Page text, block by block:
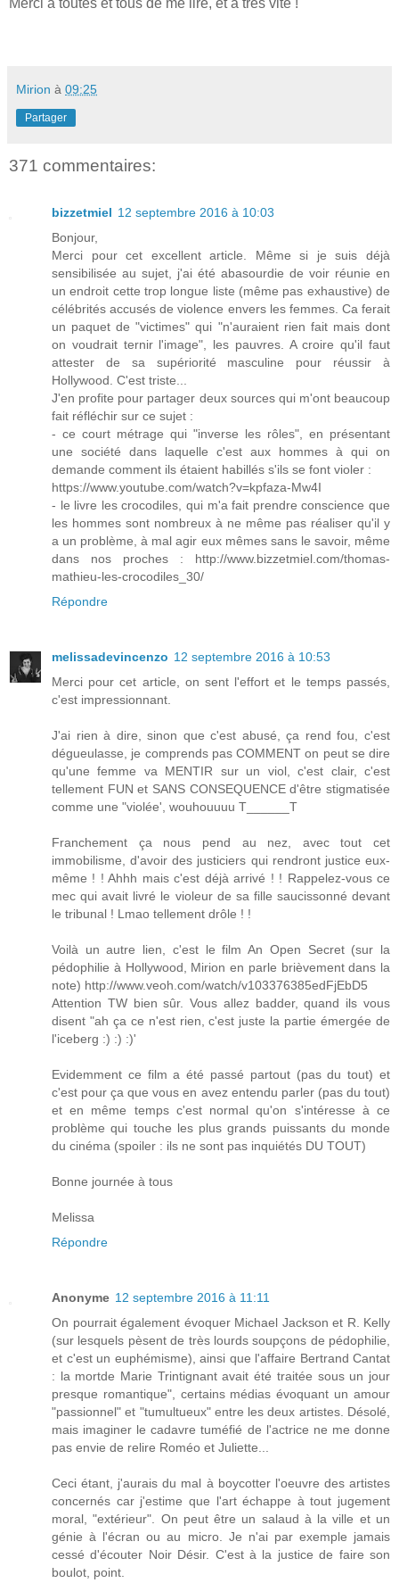
Merci à toutes et tous de me lire, et à très vite !
Mirion à 09:25
Partager
371 commentaires:
bizzetmiel 12 septembre 2016 à 10:03
Bonjour,
Merci pour cet excellent article. Même si je suis déjà
sensibilisée au sujet, j'ai été abasourdie de voir réunie en
un endroit cette trop longue liste (même pas exhaustive) de
célébrités accusés de violence envers les femmes. Ca ferait
un paquet de "victimes" qui "n'auraient rien fait mais dont
on voudrait ternir l'image", les pauvres. A croire qu'il faut
attester de sa supériorité masculine pour réussir à
Hollywood. C'est triste...
J'en profite pour partager deux sources qui m'ont beaucoup
fait réfléchir sur ce sujet :
- ce court métrage qui "inverse les rôles", en présentant
une société dans laquelle c'est aux hommes à qui on
demande comment ils étaient habillés s'ils se font violer :
https://www.youtube.com/watch?v=kpfaza-Mw4I
- le livre les crocodiles, qui m'a fait prendre conscience que
les hommes sont nombreux à ne même pas réaliser qu'il y
a un problème, à mal agir eux mêmes sans le savoir, même
dans nos proches : http://www.bizzetmiel.com/thomas-
mathieu-les-crocodiles_30/
Répondre
melissadevincenzo 12 septembre 2016 à 10:53
Merci pour cet article, on sent l'effort et le temps passés,
c'est impressionnant.
J'ai rien à dire, sinon que c'est abusé, ça rend fou, c'est
dégueulasse, je comprends pas COMMENT on peut se dire
qu'une femme va MENTIR sur un viol, c'est clair, c'est
tellement FUN et SANS CONSEQUENCE d'être stigmatisée
comme une "violée', wouhouuuu T______T
Franchement ça nous pend au nez, avec tout cet
immobilisme, d'avoir des justiciers qui rendront justice eux-
même ! ! Ahhh mais c'est déjà arrivé ! ! Rappelez-vous ce
mec qui avait livré le violeur de sa fille saucissonné devant
le tribunal ! Lmao tellement drôle ! !
Voilà un autre lien, c'est le film An Open Secret (sur la
pédophilie à Hollywood, Mirion en parle brièvement dans la
note) http://www.veoh.com/watch/v103376385edFjEbD5
Attention TW bien sûr. Vous allez badder, quand ils vous
disent "ah ça ce n'est rien, c'est juste la partie émergée de
l'iceberg :) :) :)'
Evidemment ce film a été passé partout (pas du tout) et
c'est pour ça que vous en avez entendu parler (pas du tout)
et en même temps c'est normal qu'on s'intéresse à ce
problème qui touche les plus grands puissants du monde
du cinéma (spoiler : ils ne sont pas inquiétés DU TOUT)
Bonne journée à tous
Melissa
Répondre
Anonyme 12 septembre 2016 à 11:11
On pourrait également évoquer Michael Jackson et R. Kelly
(sur lesquels pèsent de très lourds soupçons de pédophilie,
et c'est un euphémisme), ainsi que l'affaire Bertrand Cantat
: la mortde Marie Trintignant avait été traitée sous un jour
presque romantique", certains médias évoquant un amour
"passionnel" et "tumultueux" entre les deux artistes. Désolé,
mais imaginer le cadavre tuméfié de l'actrice ne me donne
pas envie de relire Roméo et Juliette...
Ceci étant, j'aurais du mal à boycotter l'oeuvre des artistes
concernés car j'estime que l'art échappe à tout jugement
moral, "extérieur". On peut être un salaud à la ville et un
génie à l'écran ou au micro. Je n'ai par exemple jamais
cessé d'écouter Noir Désir. C'est à la justice de faire son
boulot, point.